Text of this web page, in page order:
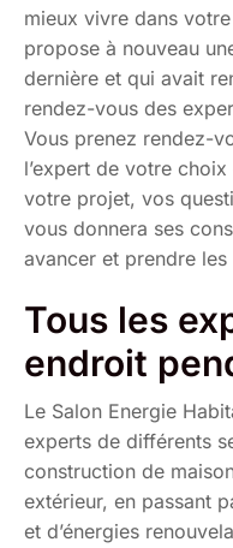
mieux vivre dans
propose à nouveau
dernière et qui avait
rendez-vous des
Vous prenez rendez-
l’expert de votre
votre projet, vos
vous donnera ses
avancer et prendre
Tous les
endroit
Le Salon Energie
experts de différents
construction de
extérieur, en passant
et d’énergies